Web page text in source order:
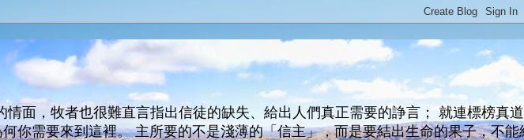
面，牧者也很難直言指出信徒的缺失、給出人們真正需要的諍言； 就連標榜真
你需要來到這裡。 主所要的不是淺薄的「信主」，而是要結出生命的果子，不能